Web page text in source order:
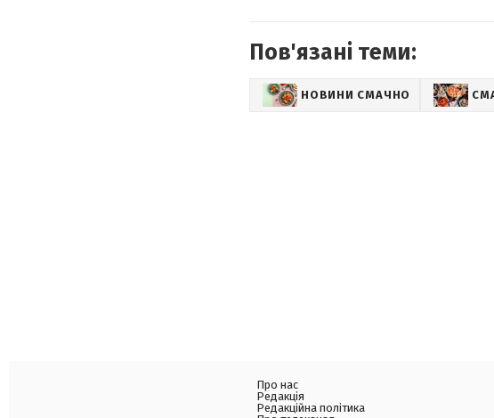
Пов'язані теми:
НОВИНИ СМАЧНО
Про нас
Редакція
Редакційна політика